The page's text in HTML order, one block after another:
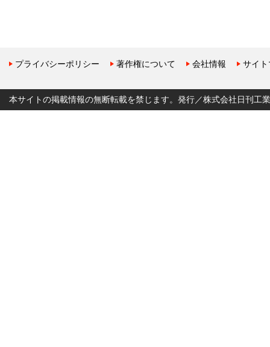
プライバシーポリシー 著作権について 会社情報 サイ
本サイトの掲載情報の無断転載を禁じます。発行／株式会社日刊